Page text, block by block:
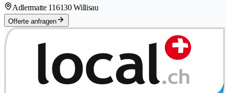
Adlermatte 116130 Willisau
Offerte anfragen